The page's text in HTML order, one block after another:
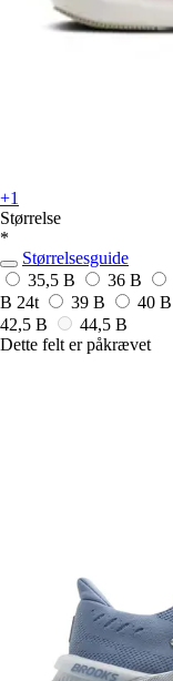
+1
Størrelse
*
Størrelsesguide
35,5 B
36 B
B 24t 39 B 40 B
42,5 B
44,5 B
Dette felt er påkrævet